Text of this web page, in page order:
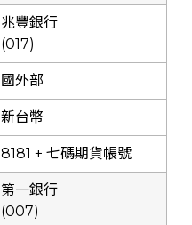
兆豐銀行
(017)
國外部
新台幣
8181 + 七碼期貨帳號
第一銀行
(007)